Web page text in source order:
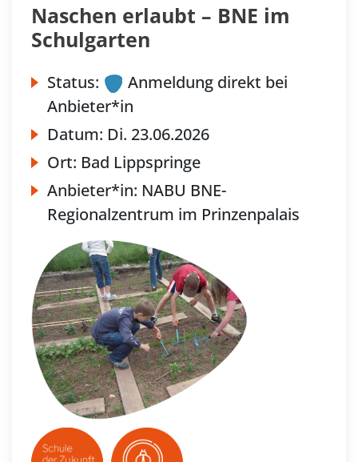
Naschen erlaubt – BNE im
Schulgarten
Status:
Anmeldung direkt bei
Anbieter*in
Datum: Di. 23.06.2026
Ort: Bad Lippspringe
Anbieter*in: NABU BNE-
Regionalzentrum im Prinzenpalais